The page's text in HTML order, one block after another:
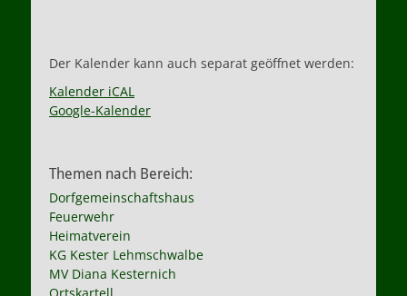
Der Kalender kann auch separat geöffnet werden:
Kalender iCAL
Google-Kalender
Themen nach Bereich:
Dorfgemeinschaftshaus
Feuerwehr
Heimatverein
KG Kester Lehmschwalbe
MV Diana Kesternich